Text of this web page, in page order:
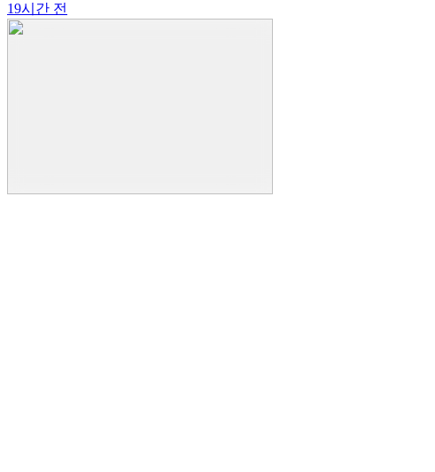
19시간 전